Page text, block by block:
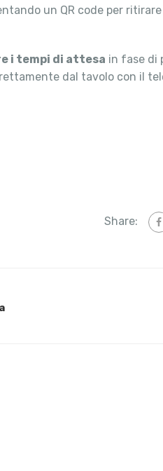
un QR code per ritirare
i tempi di attesa in fase di
dal tavolo con il
Share: